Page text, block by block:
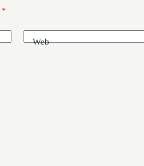
*
Web